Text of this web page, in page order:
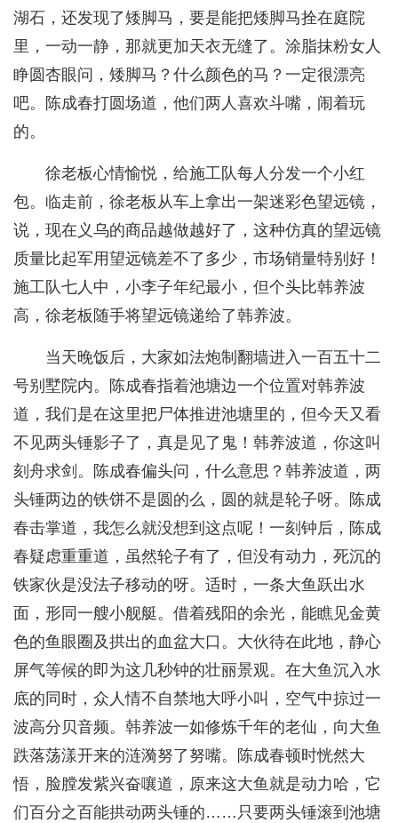
湖石，还发现了矮脚马，要是能把矮脚马拴在庭院
里，一动一静，那就更加天衣无缝了。涂脂抹粉女人
睁圆杏眼问，矮脚马？什么颜色的马？一定很漂亮
吧。陈成春打圆场道，他们两人喜欢斗嘴，闹着玩
的。
徐老板心情愉悦，给施工队每人分发一个小红
包。临走前，徐老板从车上拿出一架迷彩色望远镜，
说，现在义乌的商品越做越好了，这种仿真的望远镜
质量比起军用望远镜差不了多少，市场销量特别好！
施工队七人中，小李子年纪最小，但个头比韩养波
高，徐老板随手将望远镜递给了韩养波。
当天晚饭后，大家如法炮制翻墙进入一百五十二
号别墅院内。陈成春指着池塘边一个位置对韩养波
道，我们是在这里把尸体推进池塘里的，但今天又看
不见两头锤影子了，真是见了鬼！韩养波道，你这叫
刻舟求剑。陈成春偏头问，什么意思？韩养波道，两
头锤两边的铁饼不是圆的么，圆的就是轮子呀。陈成
春击掌道，我怎么就没想到这点呢！一刻钟后，陈成
春疑虑重重道，虽然轮子有了，但没有动力，死沉的
铁家伙是没法子移动的呀。适时，一条大鱼跃出水
面，形同一艘小舰艇。借着残阳的余光，能瞧见金黄
色的鱼眼圈及拱出的血盆大口。大伙待在此地，静心
屏气等候的即为这几秒钟的壮丽景观。在大鱼沉入水
底的同时，众人情不自禁地大呼小叫，空气中掠过一
波高分贝音频。韩养波一如修炼千年的老仙，向大鱼
跌落荡漾开来的涟漪努了努嘴。陈成春顿时恍然大
悟，脸膛发紫兴奋嚷道，原来这大鱼就是动力哈，它
们百分之百能拱动两头锤的……只要两头锤滚到池塘